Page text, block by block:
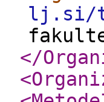
lj.si/
</